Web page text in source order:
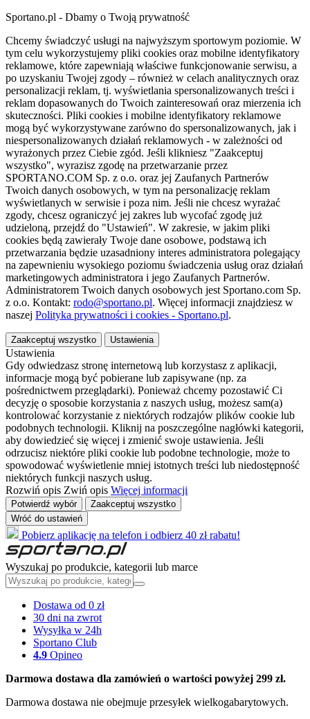
Sportano.pl - Dbamy o Twoją prywatność
Chcemy świadczyć usługi na najwyższym sportowym poziomie. W
tym celu wykorzystujemy pliki cookies oraz mobilne identyfikatory
reklamowe, które zapewniają właściwe funkcjonowanie serwisu, a
po uzyskaniu Twojej zgody – również w celach analitycznych oraz
personalizacji reklam, tj. wyświetlania spersonalizowanych treści i
reklam dopasowanych do Twoich zainteresowań oraz mierzenia ich
skuteczności. Pliki cookies i mobilne identyfikatory reklamowe
mogą być wykorzystywane zarówno do spersonalizowanych, jak i
niespersonalizowanych działań reklamowych - w zależności od
wyrażonych przez Ciebie zgód. Jeśli klikniesz "Zaakceptuj
wszystko", wyrazisz zgodę na przetwarzanie przez
SPORTANO.COM Sp. z o.o. oraz jej Zaufanych Partnerów
Twoich danych osobowych, w tym na personalizację reklam
wyświetlanych w serwisie i poza nim. Jeśli nie chcesz wyrażać
zgody, chcesz ograniczyć jej zakres lub wycofać zgodę już
udzieloną, przejdź do "Ustawień". W zakresie, w jakim pliki
cookies będą zawierały Twoje dane osobowe, podstawą ich
przetwarzania będzie uzasadniony interes administratora polegający
na zapewnieniu wysokiego poziomu świadczenia usług oraz działań
marketingowych administratora i jego Zaufanych Partnerów.
Administratorem Twoich danych osobowych jest Sportano.com Sp.
z o.o. Kontakt: rodo@sportano.pl. Więcej informacji znajdziesz w
naszej Polityka prywatności i cookies - Sportano.pl.
Zaakceptuj wszystko Ustawienia
Ustawienia
Gdy odwiedzasz stronę internetową lub korzystasz z aplikacji,
informacje mogą być pobierane lub zapisywane (np. za
pośrednictwem przeglądarki). Ponieważ chcemy pozostawić Ci
decyzję o sposobie korzystania z naszych usług, możesz sam(a)
kontrolować korzystanie z niektórych rodzajów plików cookie lub
podobnych technologii. Kliknij na poszczególne nagłówki kategorii,
aby dowiedzieć się więcej i zmienić swoje ustawienia. Jeśli
odrzucisz niektóre pliki cookie lub podobne technologie, może to
spowodować wyświetlenie mniej istotnych treści lub niedostępność
niektórych funkcji naszych usług.
Rozwiń opis Zwiń opis Więcej informacji
Potwierdź wybór
Zaakceptuj wszystko
Wróć do ustawień
Pobierz aplikację na telefon i odbierz 40 zł rabatu!
Wyszukaj po produkcie, kategorii lub marce
Dostawa od 0 zł
30 dni na zwrot
Wysyłka w 24h
Sportano Club
4.9 Opineo
Darmowa dostawa dla zamówień o wartości powyżej 299 zł.
Darmowa dostawa nie obejmuje przesyłek wielkogabarytowych.